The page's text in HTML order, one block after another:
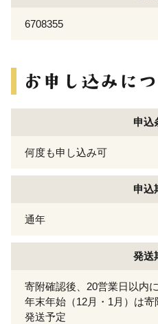
6708355
申込
何度も申し込み可
申込
通年
発送
寄附確認後、20営業日以内
年末年始（12月・1月）は
発送予定